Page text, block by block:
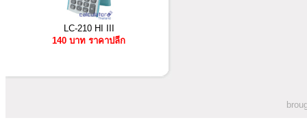
LC-210 HI III
140 บาท ราคาปลีก